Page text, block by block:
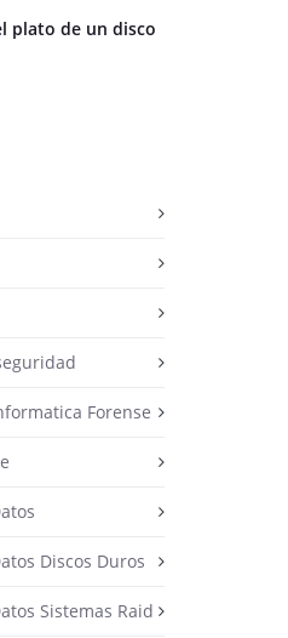
plato de un disco
Forense
Discos Duros
Sistemas Raid